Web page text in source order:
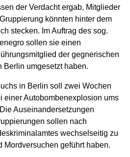
der Verdacht ergab, Mitglieder
könnten hinter dem
stecken. Im Auftrag des sog.
sollen sie einen
der gegnerischen
Berlin umgesetzt haben.
in Berlin soll zwei Wochen
einer Autobombenexplosion ums
Auseinandersetzungen
sollen nach
wechselseitig zu
Mordversuchen geführt haben.